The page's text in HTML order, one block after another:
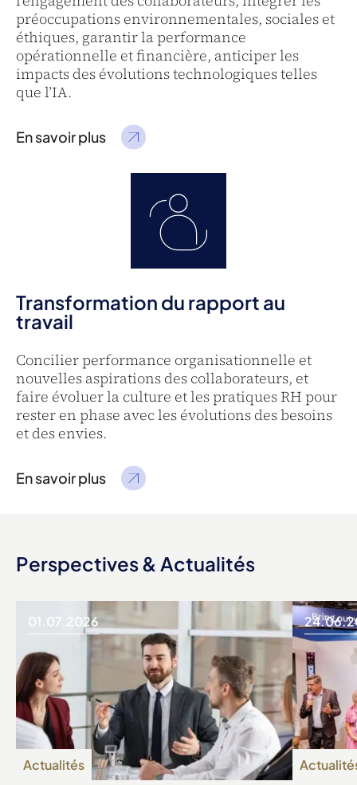
préoccupations environnementales, sociales et
éthiques, garantir la performance
opérationnelle et financière, anticiper les
impacts des évolutions technologiques telles
que l’IA.
En savoir plus
Transformation du rapport au
travail
Concilier performance organisationnelle et
nouvelles aspirations des collaborateurs, et
faire évoluer la culture et les pratiques RH pour
rester en phase avec les évolutions des besoins
et des envies.
En savoir plus
Perspectives & Actualités
01.07.2026
Actualités